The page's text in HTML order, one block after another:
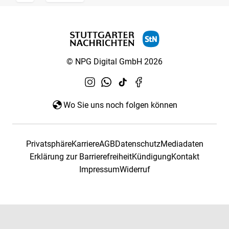
© NPG Digital GmbH 2026
Wo Sie uns noch folgen können
PrivatsphäreKarriereAGBDatenschutzMediadaten
Erklärung zur BarrierefreiheitKündigungKontakt
ImpressumWiderruf